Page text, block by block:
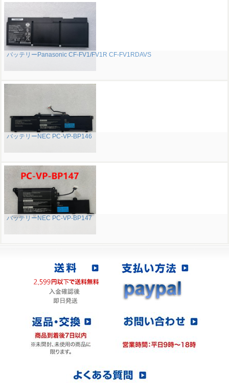
バッテリーPanasonic CF-FV1/FV1R CF-FV1RDAVS
バッテリーNEC PC-VP-BP146
バッテリーNEC PC-VP-BP147